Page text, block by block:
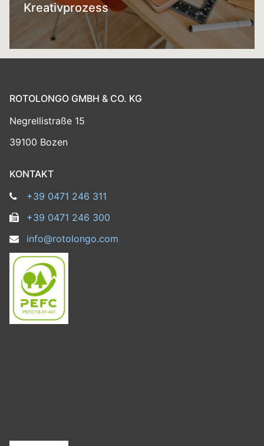
Kreativprozess
ROTOLONGO GMBH & CO. KG
Negrellistraße 15
39100 Bozen
KONTAKT
+39 0471 246 311
+39 0471 246 300
info@rotolongo.com